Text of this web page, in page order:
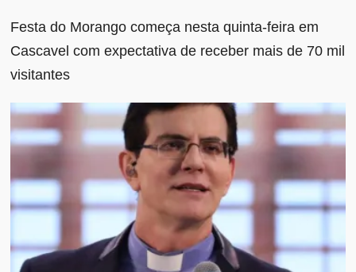
Festa do Morango começa nesta quinta-feira em
Cascavel com expectativa de receber mais de 70 mil
visitantes